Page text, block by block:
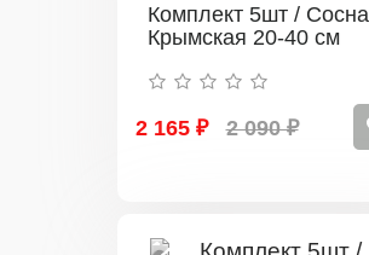
Комплект 5шт / Сосна
Крымская 20-40 см
2 165 ₽ 2 090 ₽